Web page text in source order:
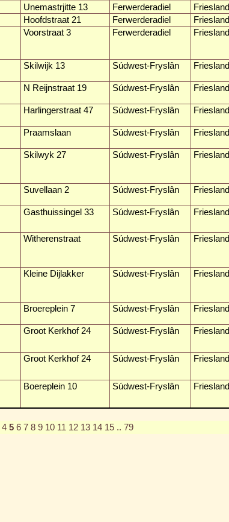
Unemastrjitte 13 Ferwerderadiel Friesland
Hoofdstraat 21 Ferwerderadiel Friesland
Voorstraat 3 Ferwerderadiel Friesland
Skilwijk 13 Súdwest-Fryslân Friesland
N Reijnstraat 19 Súdwest-Fryslân Friesland
Harlingerstraat 47 Súdwest-Fryslân Friesland
Praamslaan Súdwest-Fryslân Friesland
Skilwyk 27 Súdwest-Fryslân Friesland
Suvellaan 2 Súdwest-Fryslân Friesland
Gasthuissingel 33 Súdwest-Fryslân Friesland
Witherenstraat Súdwest-Fryslân Friesland
Kleine Dijlakker Súdwest-Fryslân Friesland
Broereplein 7 Súdwest-Fryslân Friesland
Groot Kerkhof 24 Súdwest-Fryslân Friesland
Groot Kerkhof 24 Súdwest-Fryslân Friesland
Boereplein 10 Súdwest-Fryslân Friesland
4 5 6 7 8 9 10 11 12 13 14 15 .. 79